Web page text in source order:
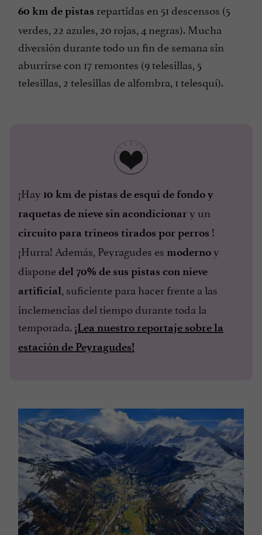
60 km de pistas repartidas en 51 descensos (5
verdes, 22 azules, 20 rojas, 4 negras). Mucha
diversión durante todo un fin de semana sin
aburrirse con 17 remontes (9 telesillas, 5
telesillas, 2 telesillas de alfombra, 1 telesquí).
¡Hay 10 km de pistas de esquí de fondo y
raquetas de nieve sin acondicionary un
circuito para trineos tirados por perros !
¡Hurra! Además, Peyragudes es modernoy
dispone del 70% de sus pistas con nieve
artificial, suficiente para hacer frente a las
inclemencias del tiempo durante toda la
temporada. ¡Lea nuestro reportaje sobre la
estación de Peyragudes!